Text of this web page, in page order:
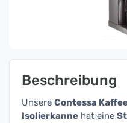
Beschreibung
Unsere Contessa
Isolierkanne hat eine